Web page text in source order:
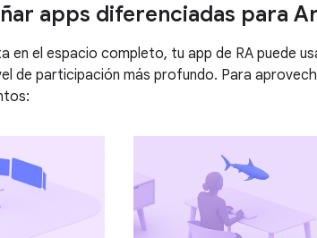
apps diferenciadas para
en el espacio completo, tu app de RA puede
de participación más profundo. Para